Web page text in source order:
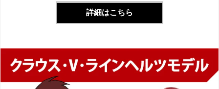
詳細はこちら